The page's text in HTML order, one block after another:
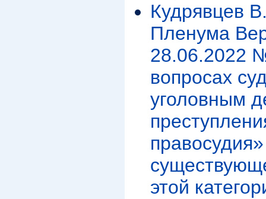
Кудрявцев
Пленума
28.06.2022
вопросах
уголовным
этой